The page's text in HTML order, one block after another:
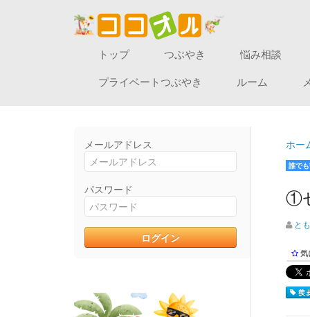
トップ つぶやき
悩み相談
プライベートつぶやき
ルーム
メールアドレス
パスワード
ホー
誰で
①
と
気
羨